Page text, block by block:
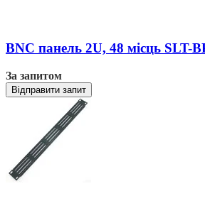
BNC панель 2U, 48 місць SLT-
За запитом
Відправити запит